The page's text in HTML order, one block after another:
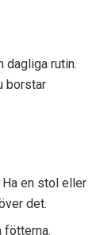
dagliga rutin.
borstar
en stol eller
det.
fötterna.